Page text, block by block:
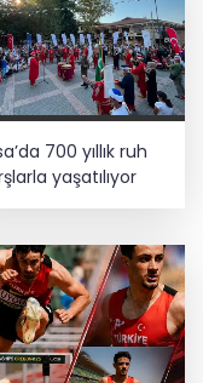
700 yıllık ruh
yaşatılıyor